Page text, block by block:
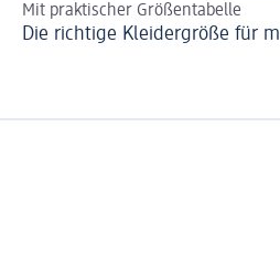
Mit praktischer Größentabelle
Die richtige Kleidergröße für